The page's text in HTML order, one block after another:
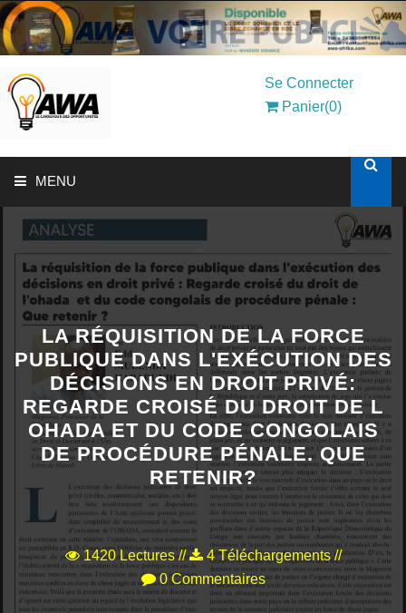
Se Connecter
Panier(0)
MENU
ACCUEIL
SOLUTIONS AUX ENTREPRISES
MON COMPTE
AWASHOP
VEILLE JURIDIQUE ET FISCALE
LES ANALYSES
LA RÉQUISITION DE LA FORCE
PUBLIQUE DANS L'EXÉCUTION DES
DÉCISIONS EN DROIT PRIVÉ:
REGARDE CROISÉ DU DROIT DE L
OHADA ET DU CODE CONGOLAIS
DE PROCÉDURE PÉNALE. QUE
RETENIR?
1420 Lectures //
4 Téléchargements //
0 Commentaires